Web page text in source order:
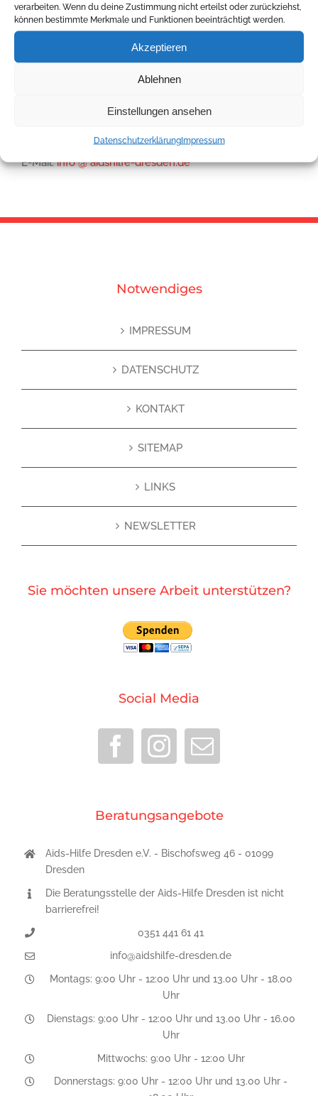
verarbeiten. Wenn du deine Zustimmung nicht erteilst oder zurückziehst,
können bestimmte Merkmale und Funktionen beeinträchtigt werden.
Akzeptieren
Ablehnen
Einstellungen ansehen
DatenschutzerklärungImpressum
AIDS-Hilfe Dresden e.V.
0351 441 61 41
E-Mail:info @ aidshilfe-dresden.de
Notwendiges
IMPRESSUM
DATENSCHUTZ
KONTAKT
SITEMAP
LINKS
NEWSLETTER
Sie möchten unsere Arbeit unterstützen?
Social Media
Beratungsangebote
Aids-Hilfe Dresden e.V. - Bischofsweg 46 - 01099
Dresden
Die Beratungsstelle der Aids-Hilfe Dresden ist nicht
barrierefrei!
0351 441 61 41
info@aidshilfe-dresden.de
Montags: 9:00 Uhr - 12:00 Uhr und 13.00 Uhr - 18.00
Uhr
Dienstags: 9:00 Uhr - 12:00 Uhr und 13.00 Uhr - 16.00
Uhr
Mittwochs: 9:00 Uhr - 12:00 Uhr
Donnerstags: 9:00 Uhr - 12:00 Uhr und 13.00 Uhr -